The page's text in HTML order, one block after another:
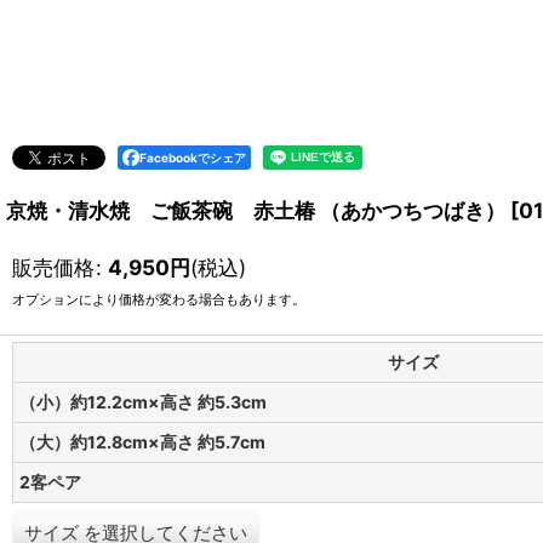
Facebookでシェア
京焼・清水焼 ご飯茶碗 赤土椿 （あかつちつばき） [
販売価格: 4,950円(税込)
オプションにより価格が変わる場合もあります。
サイズ
（小）約12.2cm×高さ 約5.3cm
（大）約12.8cm×高さ 約5.7cm
2客ペア
サイズ を選択してください